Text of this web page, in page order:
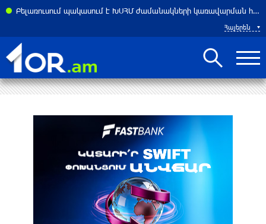
Բելառուսում պակասում է ԽՍՀՄ ժամանակների կառավարման համակարգը․ Լուկաշենկո
Հայերեն